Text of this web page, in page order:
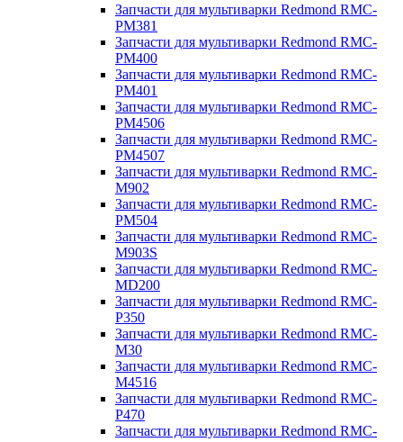
Запчасти для мультиварки Redmond RMC-
PM381
Запчасти для мультиварки Redmond RMC-
PM400
Запчасти для мультиварки Redmond RMC-
PM401
Запчасти для мультиварки Redmond RMC-
PM4506
Запчасти для мультиварки Redmond RMC-
PM4507
Запчасти для мультиварки Redmond RMC-
M902
Запчасти для мультиварки Redmond RMC-
PM504
Запчасти для мультиварки Redmond RMC-
M903S
Запчасти для мультиварки Redmond RMC-
MD200
Запчасти для мультиварки Redmond RMC-
P350
Запчасти для мультиварки Redmond RMC-
M30
Запчасти для мультиварки Redmond RMC-
M4516
Запчасти для мультиварки Redmond RMC-
P470
Запчасти для мультиварки Redmond RMC-